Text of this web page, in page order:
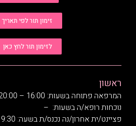
זימון תור לפי תאריך
לזימון תור לחץ כאן
ראשון
המרפאה פתוחה בשעות: 16:00 – 20:00
נוכחות רופא/ה בשעות: –
פציינט/ית אחרון/נה נכנס/ת בשעה: 19:30